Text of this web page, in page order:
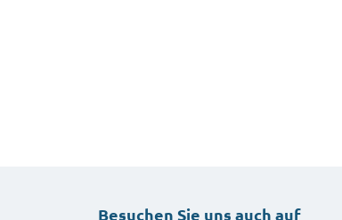
Besuchen Sie uns auch auf